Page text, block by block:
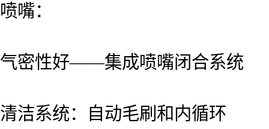
喷嘴：
气密性好——集成喷嘴闭合系统
清洁系统：自动毛刷和内循环